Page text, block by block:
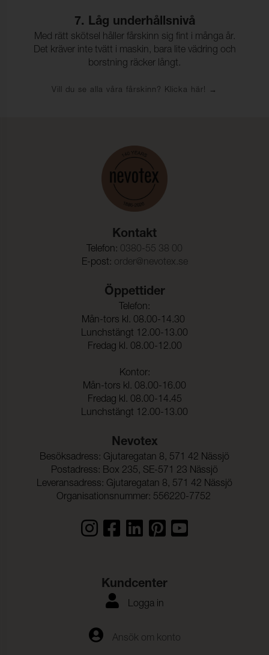
7. Låg underhållsnivå
Med rätt skötsel håller fårskinn sig fint i många år.
Det kräver inte tvätt i maskin, bara lite vädring och
borstning räcker långt.
Vill du se alla våra fårskinn? Klicka här!
Kontakt
Telefon: 0380-55 38 00
E-post: order@nevotex.se
Öppettider
Telefon:
Mån-tors kl. 08.00-14.30
Lunchstängt 12.00-13.00
Fredag kl. 08.00-12.00
Kontor:
Mån-tors kl. 08.00-16.00
Fredag kl. 08.00-14.45
Lunchstängt 12.00-13.00
Nevotex
Besöksadress: Gjutaregatan 8, 571 42 Nässjö
Postadress: Box 235, SE-571 23 Nässjö
Leveransadress: Gjutaregatan 8, 571 42 Nässjö
Organisationsnummer: 556220-7752
Kundcenter
Logga in
Ansök om konto